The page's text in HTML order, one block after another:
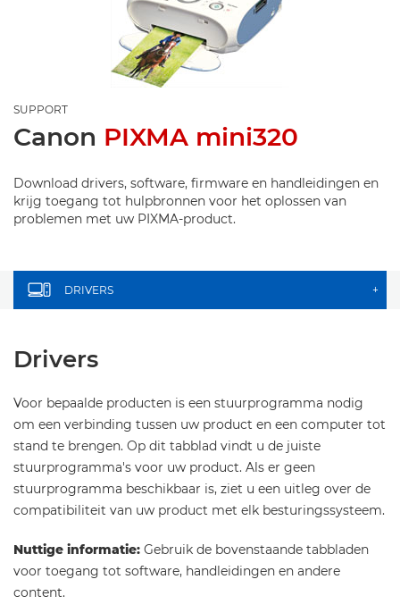
SUPPORT
Canon PIXMA mini320
Download drivers, software, firmware en handleidingen en
krijg toegang tot hulpbronnen voor het oplossen van
problemen met uw PIXMA-product.
DRIVERS +
Drivers
Voor bepaalde producten is een stuurprogramma nodig
om een verbinding tussen uw product en een computer tot
stand te brengen. Op dit tabblad vindt u de juiste
stuurprogramma's voor uw product. Als er geen
stuurprogramma beschikbaar is, ziet u een uitleg over de
compatibiliteit van uw product met elk besturingssysteem.
Nuttige informatie: Gebruik de bovenstaande tabbladen
voor toegang tot software, handleidingen en andere
content.